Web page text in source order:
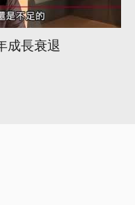
成長衰退